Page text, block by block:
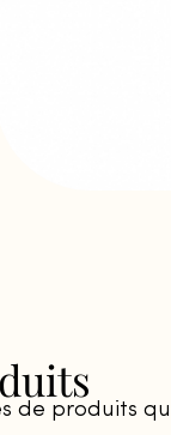
de produits